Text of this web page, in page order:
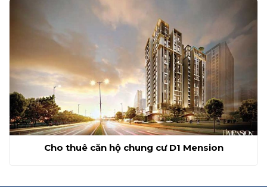
Cho thuê căn hộ chung cư D1 Mension